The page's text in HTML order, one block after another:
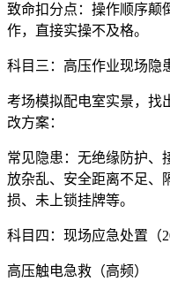
致命扣分点：操作顺序颠
作，直接实操不及格。
科目三：高压作业现场隐
考场模拟配电室实景，找
改方案：
常见隐患：无绝缘防护、
放杂乱、安全距离不足、
损、未上锁挂牌等。
科目四：现场应急处置（
高压触电急救（高频）